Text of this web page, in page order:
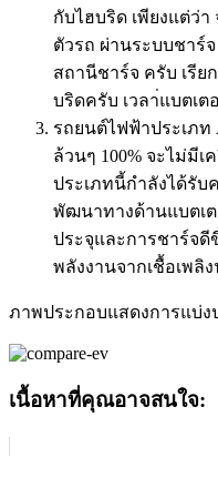
กับไฮบริด เพียงแต่ว่
ตัวรถ ผ่านระบบชาร์
สถานีชาร์จ ครับ เรีย
บริดครับ เวลา่แบตเ
รถยนต์ไฟฟ้าประเภท
ล้วนๆ 100% จะไม่มีเ
ประเภทนี้กำลังได้รับ
พัฒนาทางด้านแบตเ
ประจุและการชาร์จดี
พลังงานจากเชื้อเพลิ
ภาพประกอบแสดงการแบ่ง
เนื้อหาที่คุณอาจสนใจ: